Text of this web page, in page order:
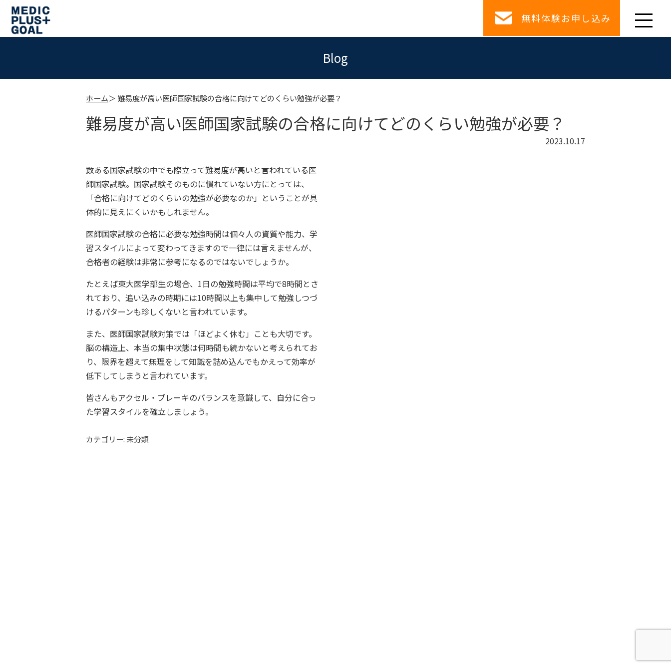
無料体験お申し込み
Blog
ホーム 難易度が高い医師国家試験の合格に向けてどのくらい勉強が必要？
難易度が高い医師国家試験の合格に向けてどのくらい勉強が必要？
2023.10.17
数ある国家試験の中でも際立って難易度が高いと言われている医
師国家試験。国家試験そのものに慣れていない方にとっては、
「合格に向けてどのくらいの勉強が必要なのか」ということが具
体的に見えにくいかもしれません。
医師国家試験の合格に必要な勉強時間は個々人の資質や能力、学
習スタイルによって変わってきますので一律には言えませんが、
合格者の経験は非常に参考になるのではないでしょうか。
たとえば東大医学部生の場合、1日の勉強時間は平均で8時間とさ
れており、追い込みの時期には10時間以上も集中して勉強しつづ
けるパターンも珍しくないと言われています。
また、医師国家試験対策では「ほどよく休む」ことも大切です。
脳の構造上、本当の集中状態は何時間も続かないと考えられてお
り、限界を超えて無理をして知識を詰め込んでもかえって効率が
低下してしまうと言われています。
皆さんもアクセル・ブレーキのバランスを意識して、自分に合っ
た学習スタイルを確立しましょう。
カテゴリー: 未分類